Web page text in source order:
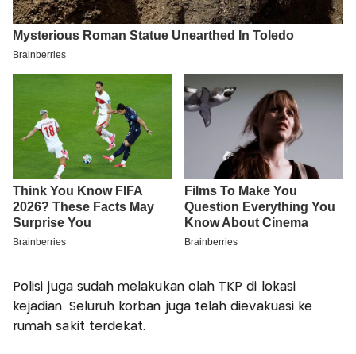
Polisi juga sudah melakukan olah TKP di lokasi
kejadian. Seluruh korban juga telah dievakuasi ke
rumah sakit terdekat.